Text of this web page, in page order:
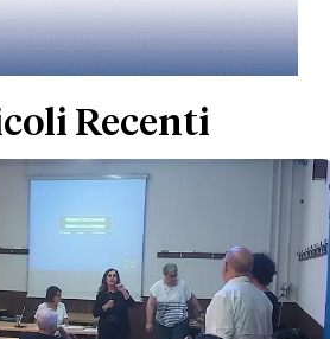
Recenti